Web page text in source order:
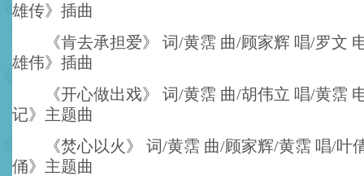
雄传》插曲
《肯去承担爱》 词/黄霑 曲/顾家辉 唱/罗文
雄伟》插曲
《开心做出戏》 词/黄霑 曲/胡伟立 唱/黄霑
记》主题曲
《焚心以火》 词/黄霑 曲/顾家辉/黄霑 唱/叶
俑》主题曲